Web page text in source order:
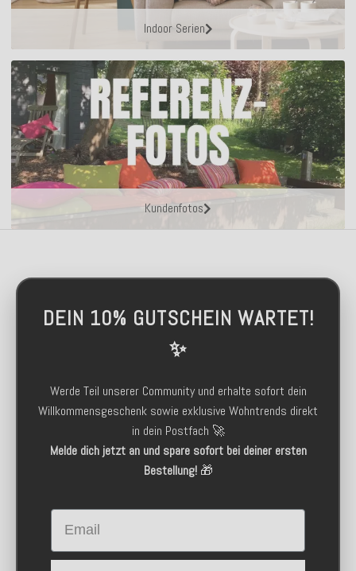
Indoor Serien
Kundenfotos
DEIN 10% GUTSCHEIN WARTET!
✨
Werde Teil unserer Community und erhalte sofort dein
Willkommensgeschenk sowie exklusive Wohntrends direkt
in dein Postfach 🚀
Melde dich jetzt an und spare sofort bei deiner ersten
Bestellung!🎁
Email